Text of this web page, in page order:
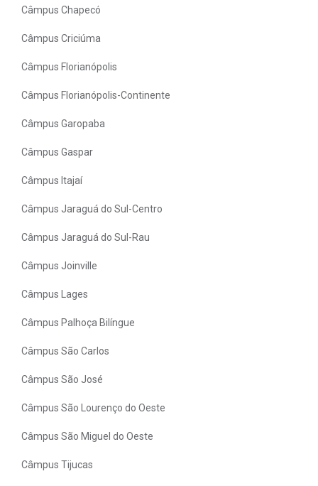
Câmpus Chapecó
Câmpus Criciúma
Câmpus Florianópolis
Câmpus Florianópolis-Continente
Câmpus Garopaba
Câmpus Gaspar
Câmpus Itajaí
Câmpus Jaraguá do Sul-Centro
Câmpus Jaraguá do Sul-Rau
Câmpus Joinville
Câmpus Lages
Câmpus Palhoça Bilíngue
Câmpus São Carlos
Câmpus São José
Câmpus São Lourenço do Oeste
Câmpus São Miguel do Oeste
Câmpus Tijucas